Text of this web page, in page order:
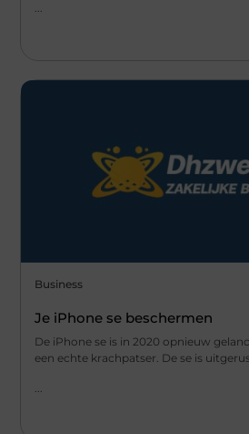
...
Business
Je iPhone se beschermen
De iPhone se is in 2020 opnieuw
een echte krachpatser. De se is